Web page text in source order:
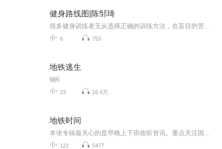
健身路线图|陈邹琦
6 753
地铁逃生
钢6
23 16.4万
地铁时间
121 5477